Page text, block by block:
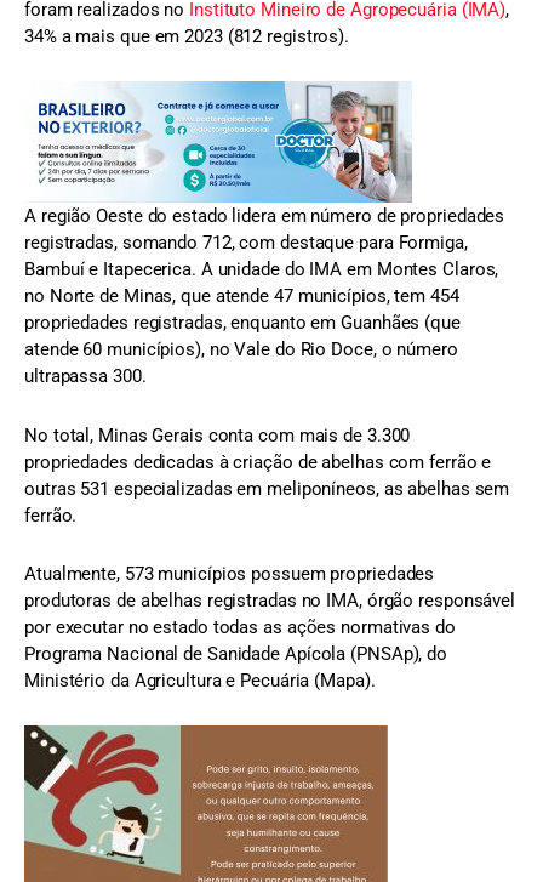
foram realizados no Instituto Mineiro de Agropecuária (IMA),
34% a mais que em 2023 (812 registros).
A região Oeste do estado lidera em número de propriedades
registradas, somando 712, com destaque para Formiga,
Bambuí e Itapecerica. A unidade do IMA em Montes Claros,
no Norte de Minas, que atende 47 municípios, tem 454
propriedades registradas, enquanto em Guanhães (que
atende 60 municípios), no Vale do Rio Doce, o número
ultrapassa 300.
No total, Minas Gerais conta com mais de 3.300
propriedades dedicadas à criação de abelhas com ferrão e
outras 531 especializadas em meliponíneos, as abelhas sem
ferrão.
Atualmente, 573 municípios possuem propriedades
produtoras de abelhas registradas no IMA, órgão responsável
por executar no estado todas as ações normativas do
Programa Nacional de Sanidade Apícola (PNSAp), do
Ministério da Agricultura e Pecuária (Mapa).